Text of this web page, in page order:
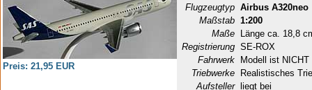
Preis: 21,95 EUR
Flugzeugtyp Airbus A320neo
Maßstab 1:200
Maße
Länge ca. 18,8
Registrierung SE-ROX
Fahrwerk
Modell ist
Triebwerke
Realistisches
Aufsteller
liegt bei